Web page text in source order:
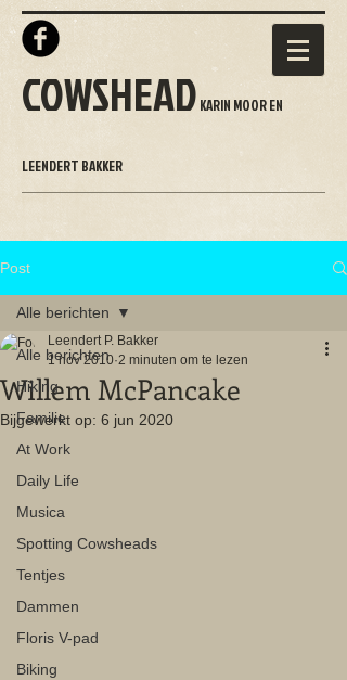
COWSHEAD KARIN MOOR EN
LEENDERT BAKKER
Post
Alle berichten
Hiking
Familie
At Work
Daily Life
Musica
Spotting Cowsheads
Tentjes
Dammen
Floris V-pad
Biking
Alle berichten
Willem McPancake
Leendert P. Bakker
1 nov 2010 2 minuten om te lezen
Bijgewerkt op: 6 jun 2020